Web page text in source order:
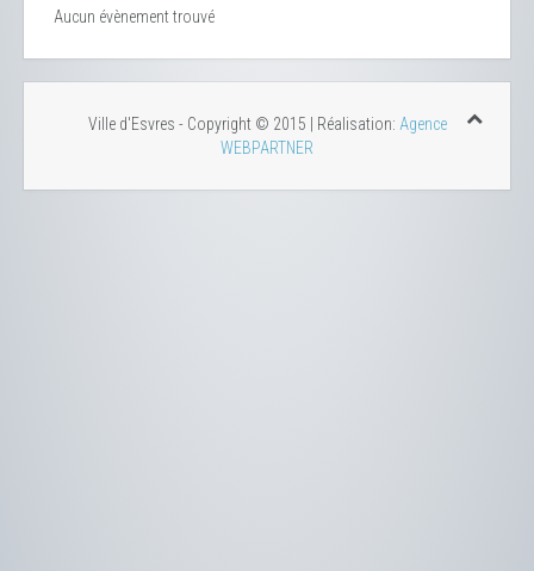
Aucun évènement trouvé
Ville d'Esvres - Copyright © 2015 | Réalisation: Agence
WEBPARTNER